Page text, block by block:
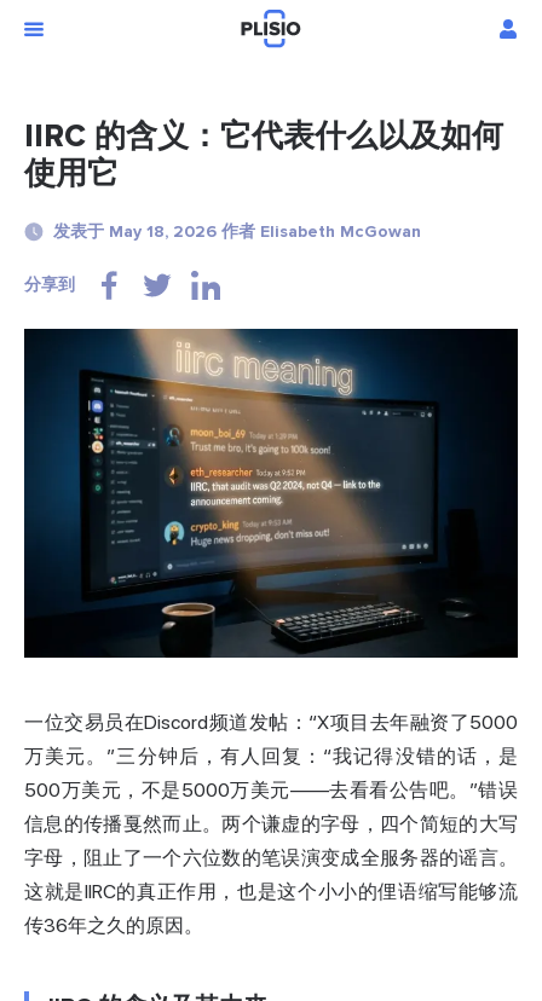
IIRC 的含义：它代表什么以及如何
使用它
发表于 May 18, 2026 作者 Elisabeth McGowan
分享到
一位交易员在Discord频道发帖：“X项目去年融资了5000
万美元。”三分钟后，有人回复：“我记得没错的话，是
500万美元，不是5000万美元——去看看公告吧。”错误
信息的传播戛然而止。两个谦虚的字母，四个简短的大写
字母，阻止了一个六位数的笔误演变成全服务器的谣言。
这就是IIRC的真正作用，也是这个小小的俚语缩写能够流
传36年之久的原因。